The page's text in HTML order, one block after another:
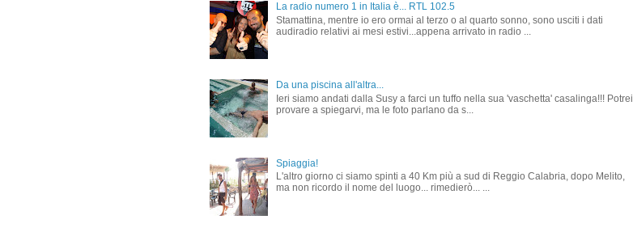
La radio numero 1 in Italia è... RTL 102.5
Stamattina, mentre io ero ormai al terzo o al quarto sonno, sono usciti i dati
audiradio relativi ai mesi estivi...appena arrivato in radio ...
Da una piscina all'altra...
Ieri siamo andati dalla Susy a farci un tuffo nella sua 'vaschetta' casalinga!!! Potrei
provare a spiegarvi, ma le foto parlano da s...
Spiaggia!
L'altro giorno ci siamo spinti a 40 Km più a sud di Reggio Calabria, dopo Melito,
ma non ricordo il nome del luogo... rimedierò... ...